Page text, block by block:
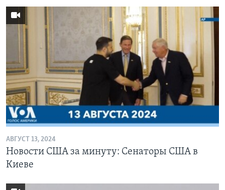
АВГУСТ 13, 2024
Новости США за минуту: Сенаторы США в
Киеве